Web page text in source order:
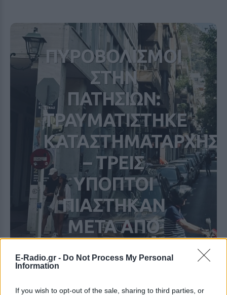
E-Radio.gr - Do Not Process My Personal
Information
If you wish to opt-out of the sale, sharing to third parties, or
ΠΥΡΟΒΟΛΙΣΜΟΙ
ΣΤΗΝ
ΠΑΤΗΣΙΩΝ:
ΤΡΑΥΜΑΤΙΣΤΗΚΕ
ΚΑΤΑΣΤΗΜΑΤΑΡΧΗΣ
– ΤΡΕΙΣ
ΥΠΟΠΤΟΙ
ΠΙΑΣΤΗΚΑΝ
ΜΕΤΑ ΑΠΟ